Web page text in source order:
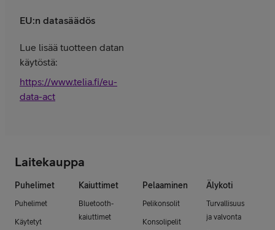
EU:n datasäädös
Lue lisää tuotteen datan
käytöstä:
https://www.telia.fi/eu-
data-act
Laitekauppa
Puhelimet
Puhelimet
Käytetyt
Kaiuttimet
Bluetooth-
kaiuttimet
Pelaaminen
Pelikonsolit
Konsolipelit
Älykoti
Turvallisuus
ja valvonta